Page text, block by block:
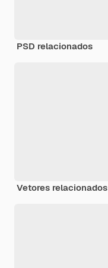
PSD relacionados
Vetores relacionados